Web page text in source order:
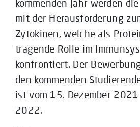
kommenden Jahr werden
mit der Herausforderung
Zytokinen, welche als
tragende Rolle im
konfrontiert. Der
den kommenden
ist vom 15. Dezember 2021
2022.